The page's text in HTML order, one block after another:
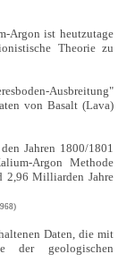
Argon ist heutzutage
Theorie zu
Ausbreitung"
von Basalt (Lava)
Jahren 1800/1801
Argon Methode
2,96 Milliarden Jahre
Daten, die mit
der geologischen